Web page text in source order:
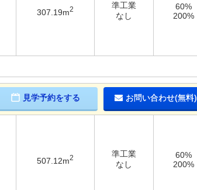
307.19m2
準工業
なし
60%
200%
見学予約をする お問い合わせ(無料)
507.12m2
準工業
なし
60%
200%